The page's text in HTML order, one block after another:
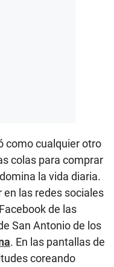
como cualquier otro
colas para comprar
la vida diaria.
las redes sociales
de las
San Antonio de los
. En las pantallas de
coreando